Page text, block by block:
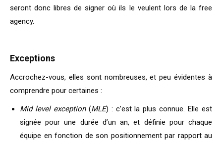
seront donc libres de signer où ils le veulent lors de la free
agency.
Exceptions
Accrochez-vous, elles sont nombreuses, et peu évidentes à
comprendre pour certaines :
Mid level exception (MLE) : c’est la plus connue. Elle est
signée pour une durée d’un an, et définie pour chaque
équipe en fonction de son positionnement par rapport au